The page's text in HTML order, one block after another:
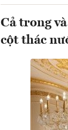
Cả trong
cột thác